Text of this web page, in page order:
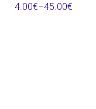
4.00€–45.00€